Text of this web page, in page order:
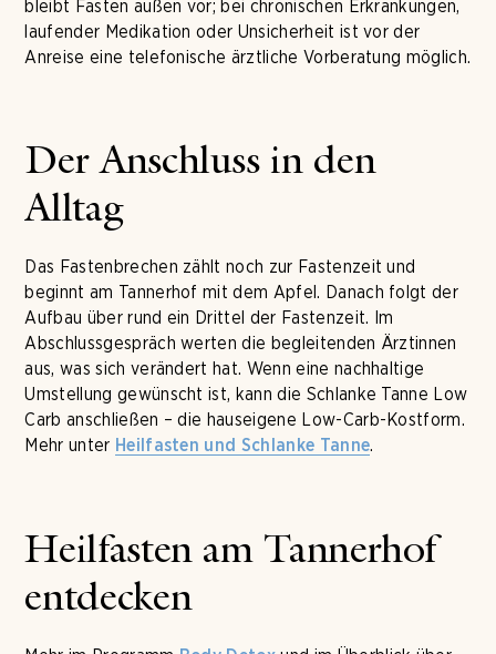
bleibt Fasten außen vor; bei chronischen Erkrankungen,
laufender Medikation oder Unsicherheit ist vor der
Anreise eine telefonische ärztliche Vorberatung möglich.
Der Anschluss in den
Alltag
Das Fastenbrechen zählt noch zur Fastenzeit und
beginnt am Tannerhof mit dem Apfel. Danach folgt der
Aufbau über rund ein Drittel der Fastenzeit. Im
Abschlussgespräch werten die begleitenden Ärztinnen
aus, was sich verändert hat. Wenn eine nachhaltige
Umstellung gewünscht ist, kann die Schlanke Tanne Low
Carb anschließen – die hauseigene Low-Carb-Kostform.
Mehr unter Heilfasten und Schlanke Tanne.
Heilfasten am Tannerhof
entdecken